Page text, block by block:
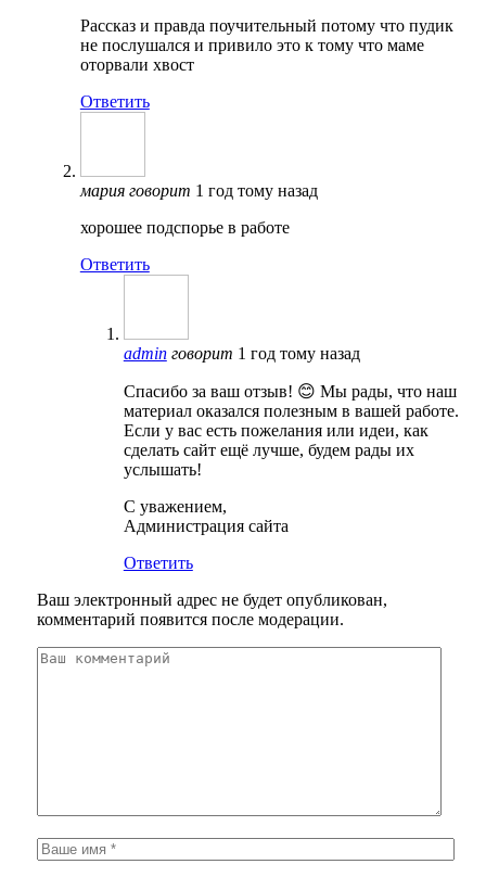
Рассказ и правда поучительный потому что пудик
не послушался и привило это к тому что маме
оторвали хвост
Ответить
мария говорит 1 год тому назад
хорошее подспорье в работе
Ответить
admin говорит 1 год тому назад
Спасибо за ваш отзыв! 😊 Мы рады, что наш
материал оказался полезным в вашей работе.
Если у вас есть пожелания или идеи, как
сделать сайт ещё лучше, будем рады их
услышать!
С уважением,
Администрация сайта
Ответить
Ваш электронный адрес не будет опубликован,
комментарий появится после модерации.